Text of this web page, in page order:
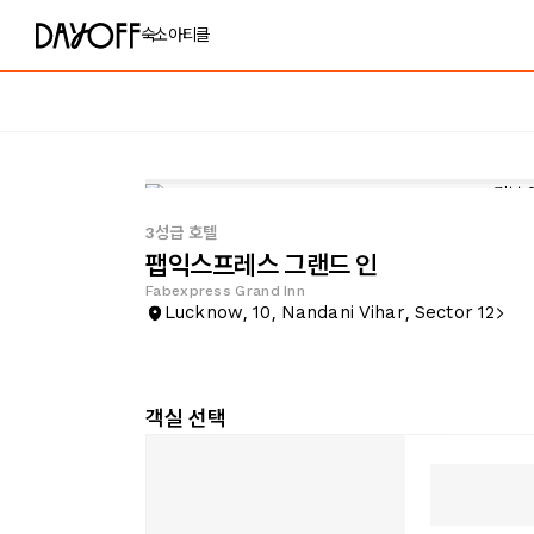
숙소아티클
3성급 호텔
팹익스프레스 그랜드 인
Fabexpress Grand Inn
Lucknow, 10, Nandani Vihar, Sector 12
객실 선택